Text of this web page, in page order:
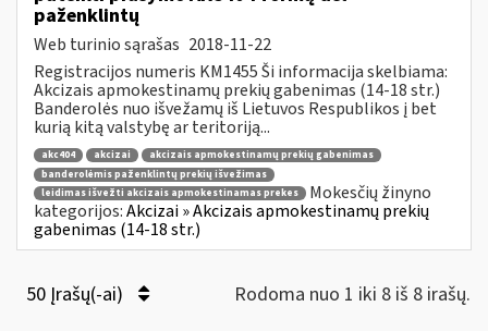
paženklintų
Web turinio sąrašas 2018-11-22
Registracijos numeris KM1455 Ši informacija skelbiama:
Akcizais apmokestinamų prekių gabenimas (14-18 str.)
Banderolės nuo išvežamų iš Lietuvos Respublikos į bet
kurią kitą valstybę ar teritoriją...
akc404 akcizai
akcizais apmokestinamų prekių gabenimas
banderolėmis paženklintų prekių išvežimas
leidimas išvežti akcizais apmokestinamas prekes
Mokesčių žinyno
kategorijos:Akcizai » Akcizais apmokestinamų prekių
gabenimas (14-18 str.)
50 Įrašų(-ai) Rodoma nuo 1 iki 8 iš 8 irašų.